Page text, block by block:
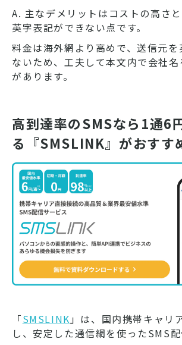
A. 主なデメリットはコストの高さ
英字表記ができない点です。
料金は海外網より高めで、送信元を
ないため、工夫して本文内で会社
があります。
高到達率のSMSなら1通6
る『SMSLINK』がおすす
「SMSLINK 」は、国内携帯キャリ
し、安定した通信網を使ったSMS配